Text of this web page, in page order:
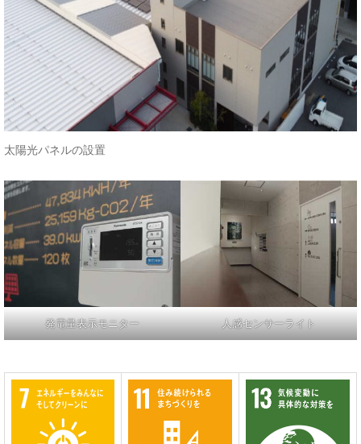
太陽光パネルの設置
発電量表示モニター 人感センサーライト